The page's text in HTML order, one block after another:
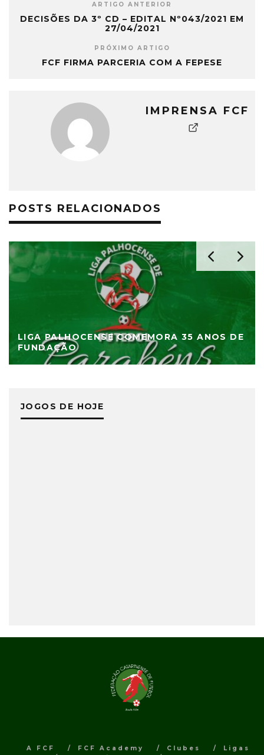
ARTIGO ANTERIOR
DECISÕES DA 3º CD – EDITAL Nº043/2021 EM
27/04/2021
PRÓXIMO ARTIGO
FCF FIRMA PARCERIA COM A FEPESE
IMPRENSA FCF
POSTS RELACIONADOS
LIGA PALHOCENSE COMEMORA 35 ANOS DE
FUNDAÇÃO
JOGOS DE HOJE
A FCF FCF Academy Clubes
Ligas